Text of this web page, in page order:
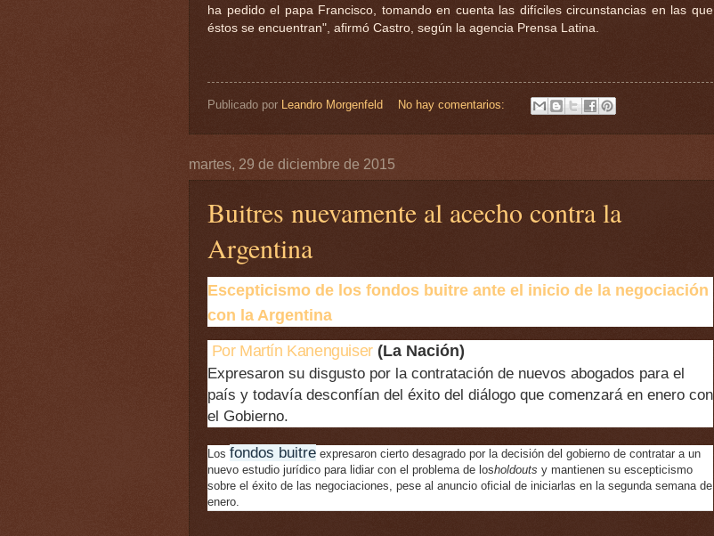
ha pedido el papa Francisco, tomando en cuenta las difíciles circunstancias en las que
éstos se encuentran", afirmó Castro, según la agencia Prensa Latina.
Publicado por Leandro Morgenfeld No hay comentarios:
martes, 29 de diciembre de 2015
Buitres nuevamente al acecho contra la
Argentina
Escepticismo de los fondos buitre ante el inicio de la negociación
con la Argentina
Por Martín Kanenguiser(La Nación)
Expresaron su disgusto por la contratación de nuevos abogados para el
país y todavía desconfían del éxito del diálogo que comenzará en enero con
el Gobierno.
Los fondos buitre expresaron cierto desagrado por la decisión del gobierno de contratar a un
nuevo estudio jurídico para lidiar con el problema de losholdouts y mantienen su escepticismo
sobre el éxito de las negociaciones, pese al anuncio oficial de iniciarlas en la segunda semana de
enero.